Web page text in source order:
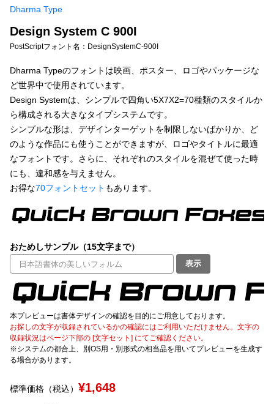
カート
マイページ
お気に入り
ご利用ガイド
よくあるご質問
お問い合わせ
宋朝体
教科書体 行書体
草書体
江戸文字
すべてを表示
太さ・ウェイト
文字種類
価格帯
〜
リセット
Dharma Type
Design System C 900I
PostScriptフォント名： DesignSystemC-900I
Dharma Typeのフォントは映画、ポスター、ロゴやパッケージな
ど世界中で使用されています。
Design Systemは、シンプルで四角い5X7X2=70種類のスタイルか
ら構成される大きなタイプシステムです。
シンプルな形は、デザインターゲットを制限しないばかりか、ど
のような作品にも使うことができますが、ロゴやタイトルに最適
なフォントです。さらに、それぞれのスタイルを混ぜて使った時
にも、違和感を与えません。
お得な70フォントセット もあります。
おためしサンプル（15文字まで）
表示
本プレビューは書体デザインの確認を目的にご用意しております。
お探しの文字が収録されているかの確認にはご利用いただけません。文字の
収録状況はページ下部の [文字セット] にてご確認ください。
※システムの都合上、別OS用・別形式の相当品を用いてプレビューを生成す
る場合があります。
標準価格（税込） ¥1,648